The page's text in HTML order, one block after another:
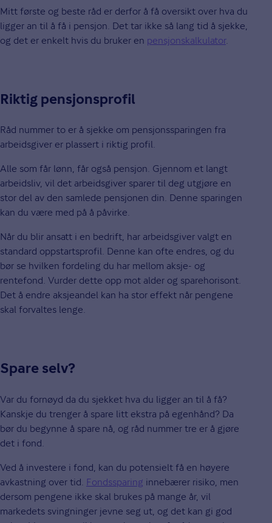
Mitt første og beste råd er derfor å få oversikt over hva du
ligger an til å få i pensjon. Det tar ikke så lang tid å sjekke,
og det er enkelt hvis du bruker en pensjonskalkulator.
Riktig pensjonsprofil
Råd nummer to er å sjekke om pensjonssparingen fra
arbeidsgiver er plassert i riktig profil.
Alle som får lønn, får også pensjon. Gjennom et langt
arbeidsliv, vil det arbeidsgiver sparer til deg utgjøre en
stor del av den samlede pensjonen din. Denne sparingen
kan du være med på å påvirke.
Når du blir ansatt i en bedrift, har arbeidsgiver valgt en
standard oppstartsprofil. Denne kan ofte endres, og du
bør se hvilken fordeling du har mellom aksje- og
rentefond. Vurder dette opp mot alder og sparehorisont.
Det å endre aksjeandel kan ha stor effekt når pengene
skal forvaltes lenge.
Spare selv?
Var du fornøyd da du sjekket hva du ligger an til å få?
Kanskje du trenger å spare litt ekstra på egenhånd? Da
bør du begynne å spare nå, og råd nummer tre er å gjøre
det i fond.
Ved å investere i fond, kan du potensielt få en høyere
avkastning over tid. Fondssparing innebærer risiko, men
dersom pengene ikke skal brukes på mange år, vil
markedets svingninger jevne seg ut, og det kan gi god